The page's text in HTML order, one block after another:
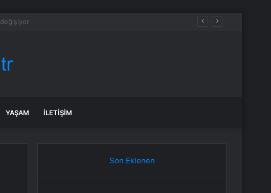
YAŞAM İLETIŞIM
Son Eklenen